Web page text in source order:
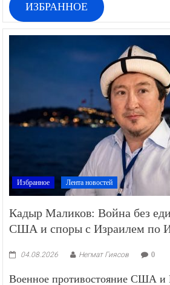
ИЗБРАННОЕ
Избранное Лента новостей
Кадыр Маликов: Война без
США и споры с Израилем по
04.08.2026 Негмат Гиясов 0
Военное противостояние США и